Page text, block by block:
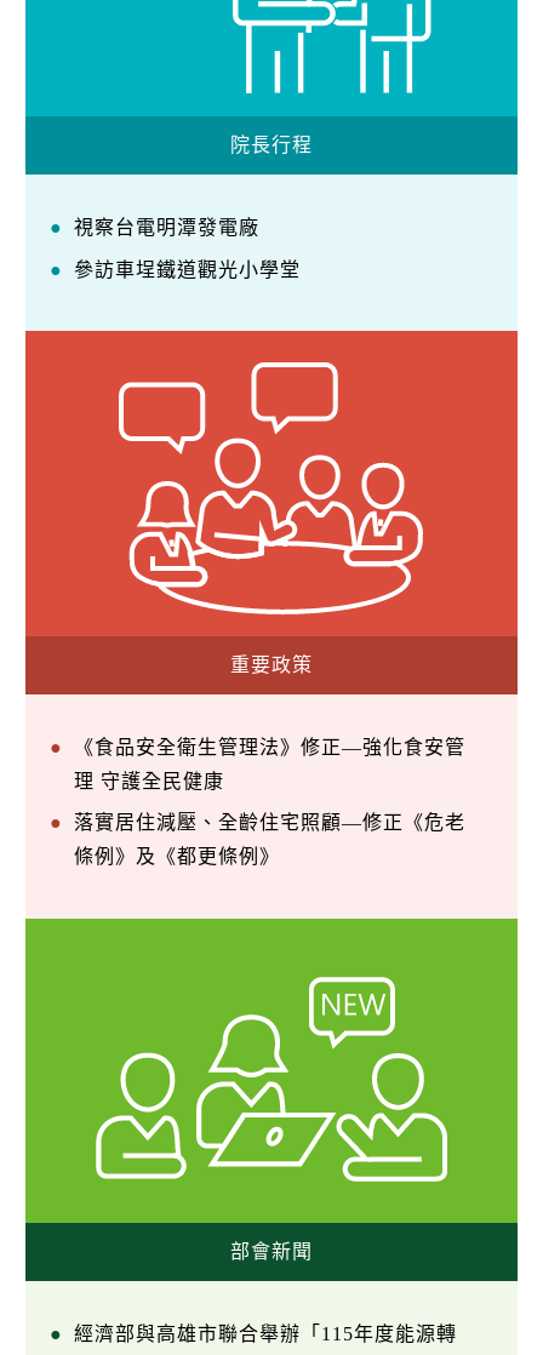
院長行程
視察台電明潭發電廠
參訪車埕鐵道觀光小學堂
重要政策
《食品安全衛生管理法》修正—強化食安管
理 守護全民健康
落實居住減壓、全齡住宅照顧—修正《危老
條例》及《都更條例》
部會新聞
經濟部與高雄市聯合舉辦「115年度能源轉